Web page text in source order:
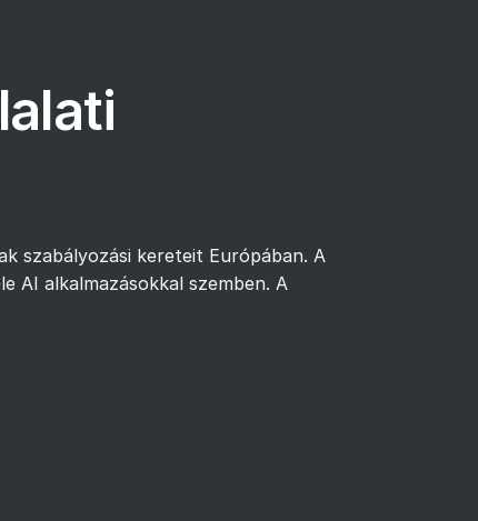
szabályozási kereteit Európában. A
AI alkalmazásokkal szemben. A